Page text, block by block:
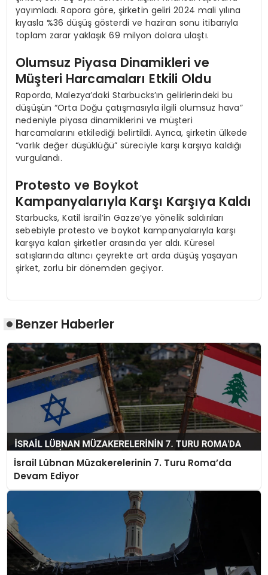
yayımladı. Rapora göre, şirketin geliri 2024 mali yılına
kıyasla %36 düşüş gösterdi ve haziran sonu itibarıyla
toplam zarar yaklaşık 69 milyon dolara ulaştı.
Olumsuz Piyasa Dinamikleri ve
Müşteri Harcamaları Etkili Oldu
Raporda, Malezya’daki Starbucks’ın gelirlerindeki bu
düşüşün “Orta Doğu çatışmasıyla ilgili olumsuz hava”
nedeniyle piyasa dinamiklerini ve müşteri
harcamalarını etkilediği belirtildi. Ayrıca, şirketin ülkede
“varlık değer düşüklüğü” süreciyle karşı karşıya kaldığı
vurgulandı.
Protesto ve Boykot
Kampanyalarıyla Karşı Karşıya Kaldı
Starbucks, Katil İsrail’in Gazze’ye yönelik saldırıları
sebebiyle protesto ve boykot kampanyalarıyla karşı
karşıya kalan şirketler arasında yer aldı. Küresel
satışlarında altıncı çeyrekte art arda düşüş yaşayan
şirket, zorlu bir dönemden geçiyor.
Benzer Haberler
İsrail Lübnan Müzakerelerinin 7. Turu Roma’da
Devam Ediyor